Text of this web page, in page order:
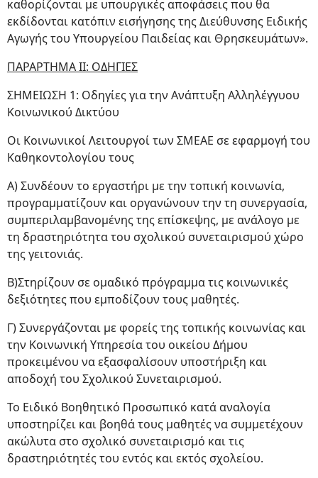
καθορίζονται με υπουργικές αποφάσεις που θα
εκδίδονται κατόπιν εισήγησης της Διεύθυνσης Ειδικής
Αγωγής του Υπουργείου Παιδείας και Θρησκευμάτων».
ΠΑΡΑΡΤΗΜΑ II: ΟΔΗΓΙΕΣ
ΣΗΜΕΙΩΣΗ 1: Οδηγίες για την Ανάπτυξη Αλληλέγγυου
Κοινωνικού Δικτύου
Οι Κοινωνικοί Λειτουργοί των ΣΜΕΑΕ σε εφαρμογή του
Καθηκοντολογίου τους
Α) Συνδέουν το εργαστήρι με την τοπική κοινωνία,
προγραμματίζουν και οργανώνουν την τη συνεργασία,
συμπεριλαμβανομένης της επίσκεψης, με ανάλογο με
τη δραστηριότητα του σχολικού συνεταιρισμού χώρο
της γειτονιάς.
Β)Στηρίζουν σε ομαδικό πρόγραμμα τις κοινωνικές
δεξιότητες που εμποδίζουν τους μαθητές.
Γ) Συνεργάζονται με φορείς της τοπικής κοινωνίας και
την Κοινωνική Υπηρεσία του οικείου Δήμου
προκειμένου να εξασφαλίσουν υποστήριξη και
αποδοχή του Σχολικού Συνεταιρισμού.
Το Ειδικό Βοηθητικό Προσωπικό κατά αναλογία
υποστηρίζει και βοηθά τους μαθητές να συμμετέχουν
ακώλυτα στο σχολικό συνεταιρισμό και τις
δραστηριότητές του εντός και εκτός σχολείου.